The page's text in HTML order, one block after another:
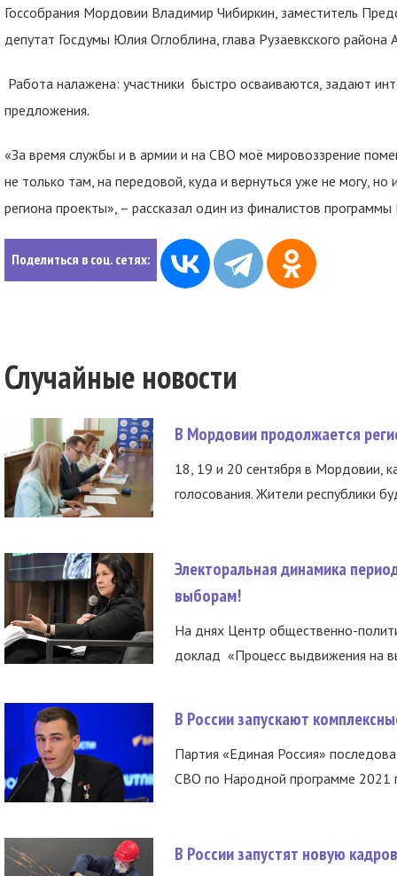
Госсобрания Мордовии Владимир Чибиркин, заместитель
депутат Госдумы Юлия Оглоблина, глава Рузаевкского района
Работа налажена: участники быстро осваиваются, задают
предложения.
«За время службы и в армии и на СВО моё мировоззрение
не только там, на передовой, куда и вернуться уже не могу,
региона проекты», – рассказал один из финалистов
Поделиться в соц. сетях:
Случайные новости
В Мордовии продолжается
18, 19 и 20 сентября в Мордовии,
голосования. Жители республики
Электоральная динамика
выборам!
На днях Центр общественно-
доклад «Процесс выдвижения на
В России запускают
Партия «Единая Россия»
СВО по Народной программе 2021
В России запустят новую